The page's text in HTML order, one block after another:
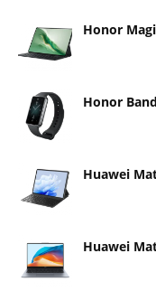
Honor
Honor
Huawei
Huawei